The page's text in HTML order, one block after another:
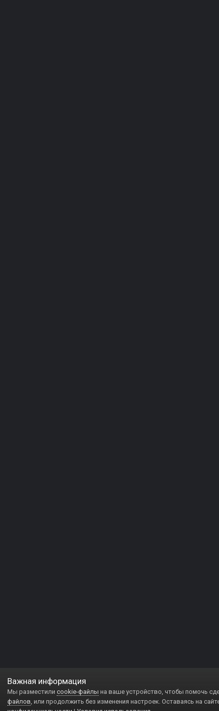
Важная информация
Мы разместили cookie-файлы на ваше устройство, чтобы помочь
файлов, или продолжить без изменения настроек. Оставаясь на